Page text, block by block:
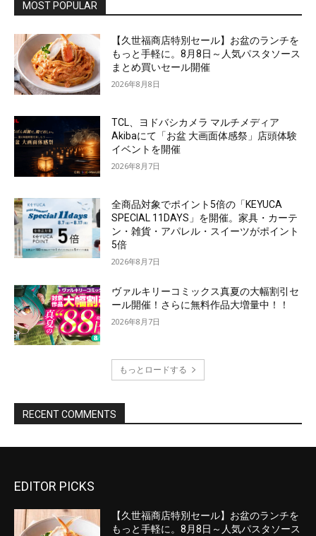
EDITOR PICKS
【久世福商店特別セール】お盆のランチを
もっと手軽に。8月8日～人気パスタソース